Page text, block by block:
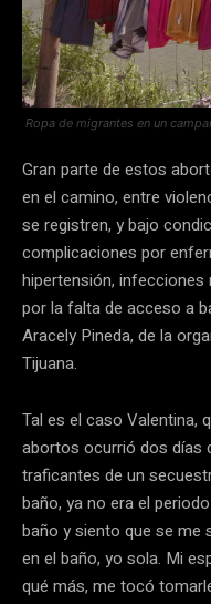
Ropa de migrantes en un
Gran parte de estos
en el camino, entre
se registren, y bajo
complicaciones por
hipertensión,
por la falta de acceso a
Aracely Pineda, de la
Tijuana.
Tal es el caso Valentina,
abortos ocurrió dos días
traficantes de un
baño, ya no era el
baño y siento que se me
en el baño, yo sola. Mi
qué más, me tocó